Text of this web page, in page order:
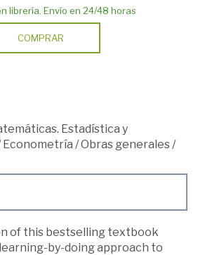
librería. Envío en 24/48 horas
COMPRAR
Estadística y
Econometría /Obras generales/
of this bestselling textbook
by-doing approach to